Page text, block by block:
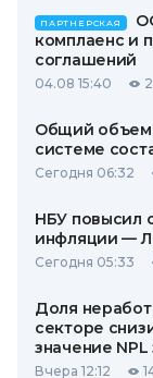
ПАРТНЕРСКАЯ
комплаенс и
соглашений
04.08 15:40
Общий объем
системе
Сегодня 06:32
НБУ повысил
инфляции —
Сегодня 05:33
Доля
секторе
значение NPL
Вчера 12:12